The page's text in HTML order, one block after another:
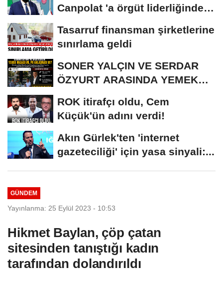
Canpolat 'a örgüt liderliğinden
Tasarruf finansman şirketlerine
sınırlama geldi
SONER YALÇIN VE SERDAR
ÖZYURT ARASINDA YEMEK
ROK itirafçı oldu, Cem
Küçük'ün adını verdi!
Akın Gürlek'ten 'internet
gazeteciliği' için yasa sinyali:...
GÜNDEM
Yayınlanma: 25 Eylül 2023 - 10:53
Hikmet Baylan, çöp çatan
sitesinden tanıştığı kadın
tarafından dolandırıldı